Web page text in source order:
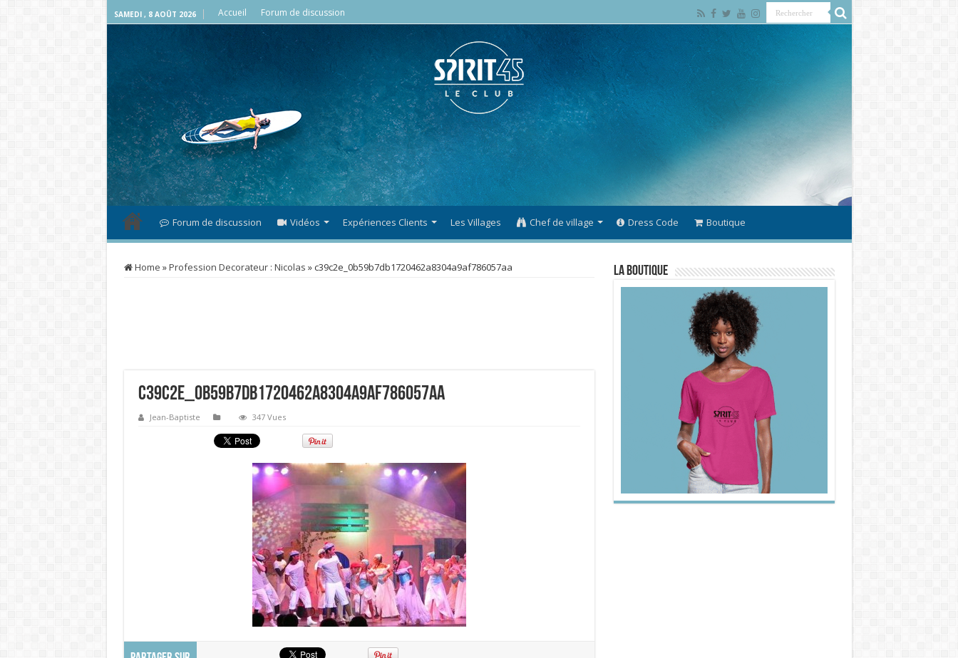
SAMEDI , 8 AOÛT 2026 Accueil Forum de discussion
Forum de discussion Vidéos Expériences Clients Les Villages Chef de village Dress Code Boutique
Home »Profession Decorateur : Nicolas »c39c2e_0b59b7db1720462a8304a9af786057aa
c39c2e_0b59b7db1720462a8304a9af786057aa
Jean-Baptiste 347 Vues
La Boutique